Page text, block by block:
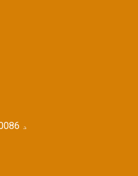
د 0086-8571-8800 معرفي کول